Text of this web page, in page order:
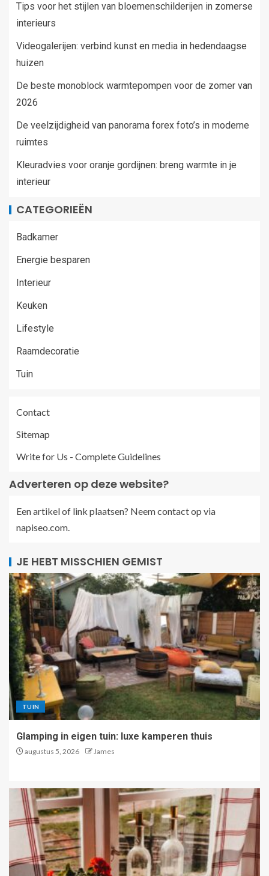
Tips voor het stijlen van bloemenschilderijen in zomerse
interieurs
Videogalerijen: verbind kunst en media in hedendaagse
huizen
De beste monoblock warmtepompen voor de zomer van
2026
De veelzijdigheid van panorama forex foto’s in moderne
ruimtes
Kleuradvies voor oranje gordijnen: breng warmte in je
interieur
CATEGORIEËN
Badkamer
Energie besparen
Interieur
Keuken
Lifestyle
Raamdecoratie
Tuin
Contact
Sitemap
Write for Us - Complete Guidelines
Adverteren op deze website?
Een artikel of link plaatsen? Neem contact op via
napiseo.com.
JE HEBT MISSCHIEN GEMIST
TUIN
Glamping in eigen tuin: luxe kamperen thuis
augustus 5, 2026 James